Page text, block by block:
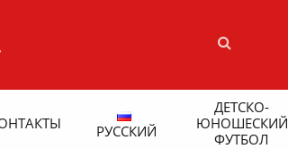
РУССКИЙ
ДЕТСКО-
ЮНОШЕСКИЙ
ФУТБОЛ